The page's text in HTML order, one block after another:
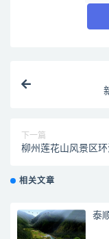
下一篇
柳州莲花山风景区
相关文章
泰